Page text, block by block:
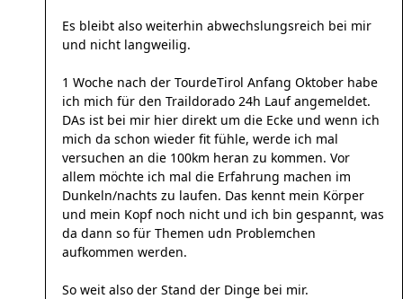
Es bleibt also weiterhin abwechslungsreich bei mir
und nicht langweilig.
1 Woche nach der TourdeTirol Anfang Oktober habe
ich mich für den Traildorado 24h Lauf angemeldet.
DAs ist bei mir hier direkt um die Ecke und wenn ich
mich da schon wieder fit fühle, werde ich mal
versuchen an die 100km heran zu kommen. Vor
allem möchte ich mal die Erfahrung machen im
Dunkeln/nachts zu laufen. Das kennt mein Körper
und mein Kopf noch nicht und ich bin gespannt, was
da dann so für Themen udn Problemchen
aufkommen werden.
So weit also der Stand der Dinge bei mir.